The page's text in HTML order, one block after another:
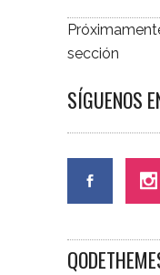
sección
SÍGUENOS